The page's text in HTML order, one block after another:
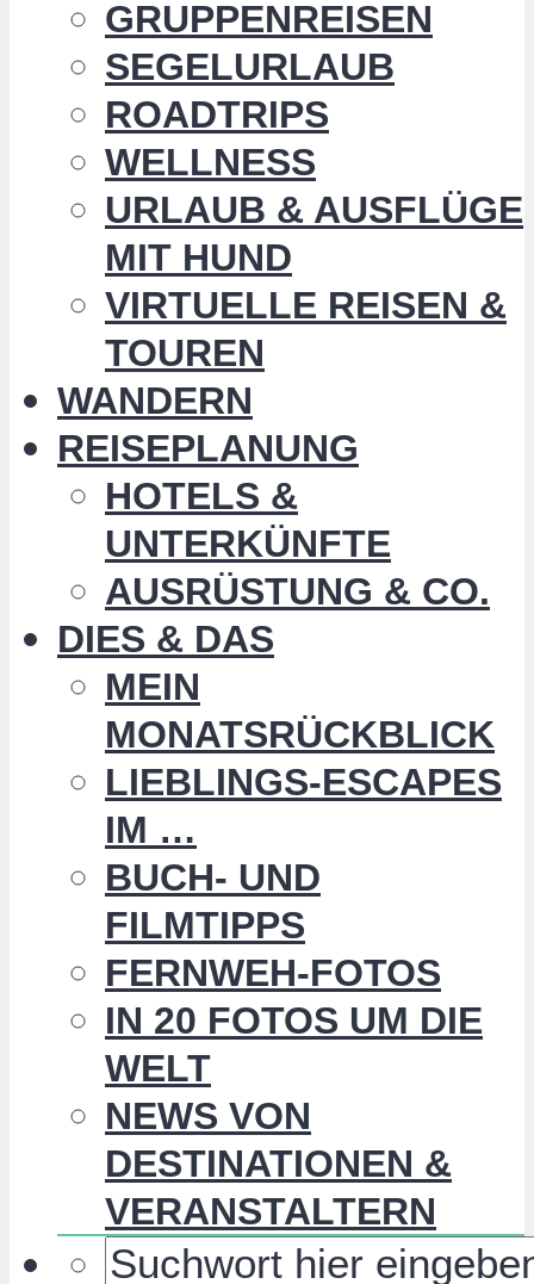
GRUPPENREISEN
SEGELURLAUB
ROADTRIPS
WELLNESS
URLAUB & AUSFLÜGE
MIT HUND
VIRTUELLE REISEN &
TOUREN
WANDERN
REISEPLANUNG
HOTELS &
UNTERKÜNFTE
AUSRÜSTUNG & CO.
DIES & DAS
MEIN
MONATSRÜCKBLICK
LIEBLINGS-ESCAPES
IM …
BUCH- UND
FILMTIPPS
FERNWEH-FOTOS
IN 20 FOTOS UM DIE
WELT
NEWS VON
DESTINATIONEN &
VERANSTALTERN